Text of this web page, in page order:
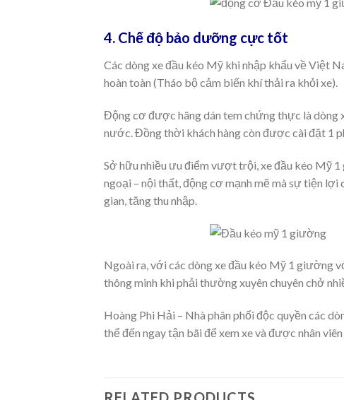
4. Chế độ bảo dưỡng cực tốt
Các dòng xe đầu kéo Mỹ khi nhập khẩu về Việt
hoàn toàn (Tháo bộ cảm biến khí thải ra khỏi xe).
Động cơ được hãng dán tem chứng thực là dòng
nước. Đồng thời khách hàng còn được cài đặt 1
Sở hữu nhiều ưu điểm vượt trội, xe đầu kéo Mỹ
ngoại – nội thất, động cơ mạnh mẽ mà sự tiện
gian, tăng thu nhập.
Ngoài ra, với các dòng xe đầu kéo Mỹ 1 giường
thông minh khi phải thường xuyên chuyên chở
Hoàng Phi Hải – Nhà phân phối độc quyền các
thể đến ngay tận bãi để xem xe và được nhân